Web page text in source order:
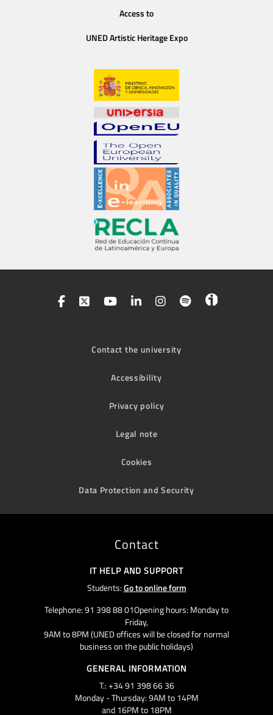
Access to
UNED Artistic Heritage Expo
Contact the university
Accessibility
Privacy policy
Legal note
Cookies
Data Protection and Security
Contact
IT HELP AND SUPPORT
Students:Go to online form
Telephone: 91 398 88 01Opening hours: Monday to
Friday,
9AM to 8PM (UNED offices will be closed for normal
business on the public holidays)
GENERAL INFORMATION
T.: +34 91 398 66 36
Monday - Thursday: 9AM to 14PM
and 16PM to 18PM